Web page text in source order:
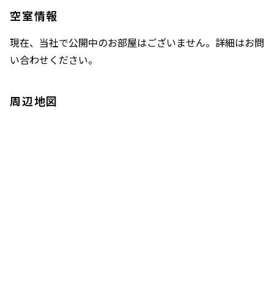
空室情報
現在、当社で公開中のお部屋はございません。詳細はお問
い合わせください。
周辺地図